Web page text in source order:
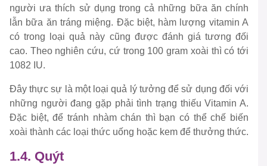
người ưa thích sử dụng trong cả những bữa ăn chính
lẫn bữa ăn tráng miệng. Đặc biệt, hàm lượng vitamin A
có trong loại quả này cũng được đánh giá tương đối
cao. Theo nghiên cứu, cứ trong 100 gram xoài thì có tới
1082 IU.
Đây thực sự là một loại quả lý tưởng để sử dụng đối với
những người đang gặp phải tình trạng thiếu Vitamin A.
Đặc biệt, để tránh nhàm chán thì bạn có thể chế biến
xoài thành các loại thức uống hoặc kem để thưởng thức.
1.4. Quýt